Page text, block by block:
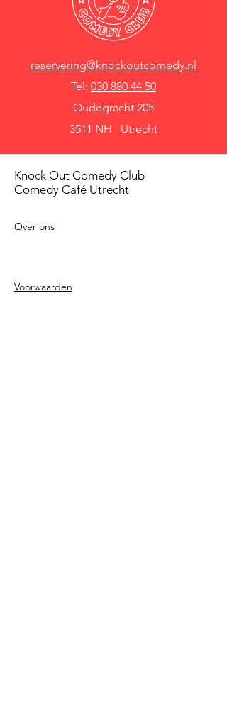
reservering@knockoutcomedy.nl
Tel: 030 880 44 50
Oudegracht 205
3511 NH Utrecht
Knock Out Comedy Club
Comedy Café Utrecht
Over ons
Voorwaarden